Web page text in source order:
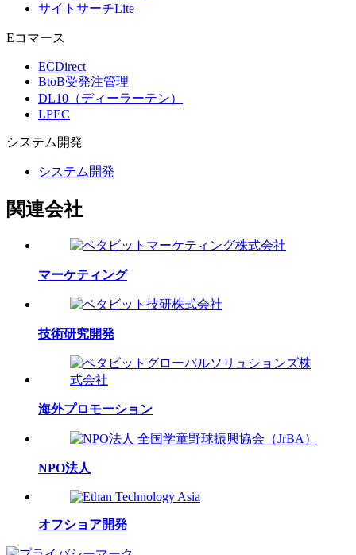
サイトサーチLite
Eコマース
ECDirect
BtoB受発注管理
DL10（ディーラーテン）
LPEC
システム 開発
システム開発
関連会社
マーケティング
技術研究開発
海外プロモーション
NPO法人
オフショア開発